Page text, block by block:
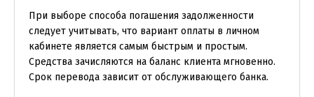
При выборе способа погашения задолженности
следует учитывать, что вариант оплаты в личном
кабинете является самым быстрым и простым.
Средства зачисляются на баланс клиента мгновенно.
Срок перевода зависит от обслуживающего банка.